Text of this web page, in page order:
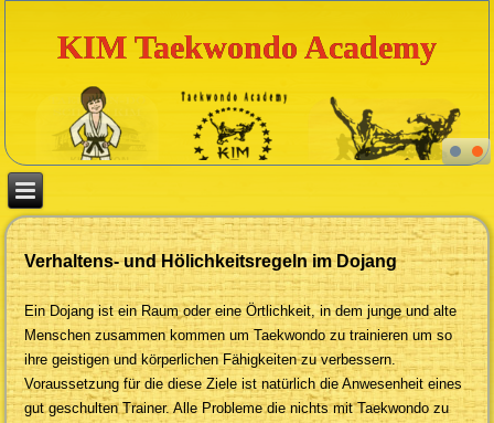
KIM Taekwondo Academy
Verhaltens- und Hölichkeitsregeln im Dojang
Ein Dojang ist ein Raum oder eine Örtlichkeit, in dem junge und alte
Menschen zusammen kommen um Taekwondo zu trainieren um so
ihre geistigen und körperlichen Fähigkeiten zu verbessern.
Voraussetzung für die diese Ziele ist natürlich die Anwesenheit eines
gut geschulten Trainer. Alle Probleme die nichts mit Taekwondo zu